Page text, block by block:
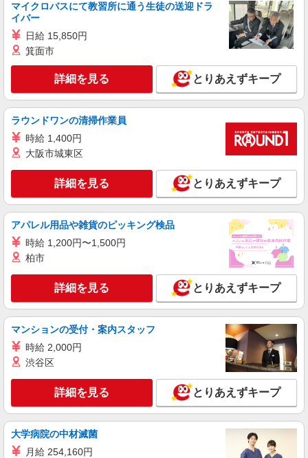
詳細を見る
アルバイト
すき家 新座駅前店
すき家の店舗スタッフ（接客・調理・清掃な
ど）
時給1,230円 ※22:00〜翌5:00：時給1,563円 ※
高校生時給1,150円 ※早朝手当（5:00〜9:00）時給
詳細を見る
アルバイト パート
すき家 新座大和田店
すき家の店舗スタッフ（接客・調理・清掃な
ど）
時給1,230円 ※22:00〜翌5:00：時給1,563円 ※
高校生時給1,150円 ※早朝手当（5:00〜9:00）時給
＋150円埼玉県新座市大和田4-14-7
キープ 詳細を見る
アルバイト
すき家 新座野火止店
すき家の店舗スタッフ（接客・調理・清掃な
ど）
時給1,230円 ※22:00〜翌5:00：時給1,563円 ※
高校生時給1,150円 ※早朝手当（5:00〜9:00）時給
＋150円
マイクロバスにて教習所に通う生徒の送迎ドラ
イバー
日給 15,850円
箕面市
詳細を見る とりあえずキープ
ラウンドワンの清掃作業員
時給 1,400円
大阪市城東区
詳細を見る とりあえずキープ
アパレル用品や雑貨のピッキング検品
時給 1,200円〜1,500円
柏市
詳細を見る とりあえずキープ
マンションの受付・案内スタッフ
時給 2,000円
渋谷区
詳細を見る とりあえずキープ
大学病院の中材滅菌
月給 254,160円